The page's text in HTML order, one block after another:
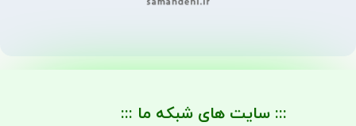
::: سایت های شبکه ما :::